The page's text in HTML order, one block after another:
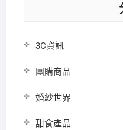
3C資訊
團購商品
婚紗世界
甜食產品